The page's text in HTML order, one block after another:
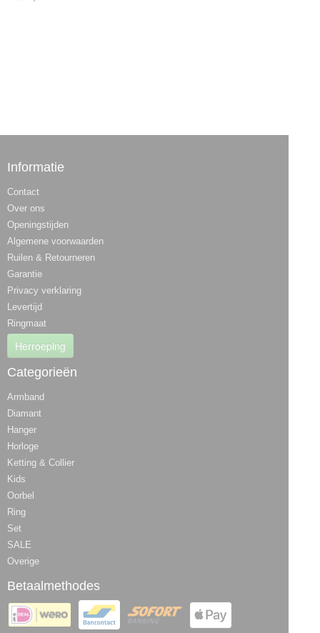
Informatie
Contact
Over ons
Openingstijden
Algemene voorwaarden
Ruilen & Retourneren
Garantie
Privacy verklaring
Levertijd
Ringmaat
Herroeping
Categorieën
Armband
Diamant
Hanger
Horloge
Ketting & Collier
Kids
Oorbel
Ring
Set
SALE
Overige
Betaalmethodes